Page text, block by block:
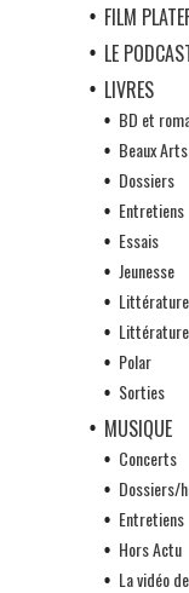
FILM
LE
LIVRES
BD et
Beaux
Dossiers
Entretiens
Essais
Jeunesse
Polar
Sorties
MUSIQUE
Concerts
Dossiers/
Entretiens
Hors Actu
La vidéo